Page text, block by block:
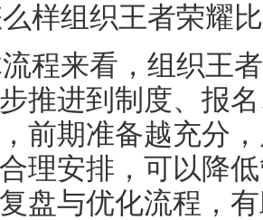
样组织王者荣耀
程来看，组织王
推进到制度、报
前期准备越充分
理安排，可以降
盘与优化流程，